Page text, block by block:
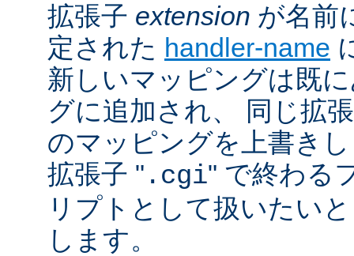
拡張子 extension が名前
定された handler-name
新しいマッピングは既
グに追加され、 同じ拡
のマッピングを上書き
拡張子 " .cgi" で終わる
リプトとして扱いたい
します。